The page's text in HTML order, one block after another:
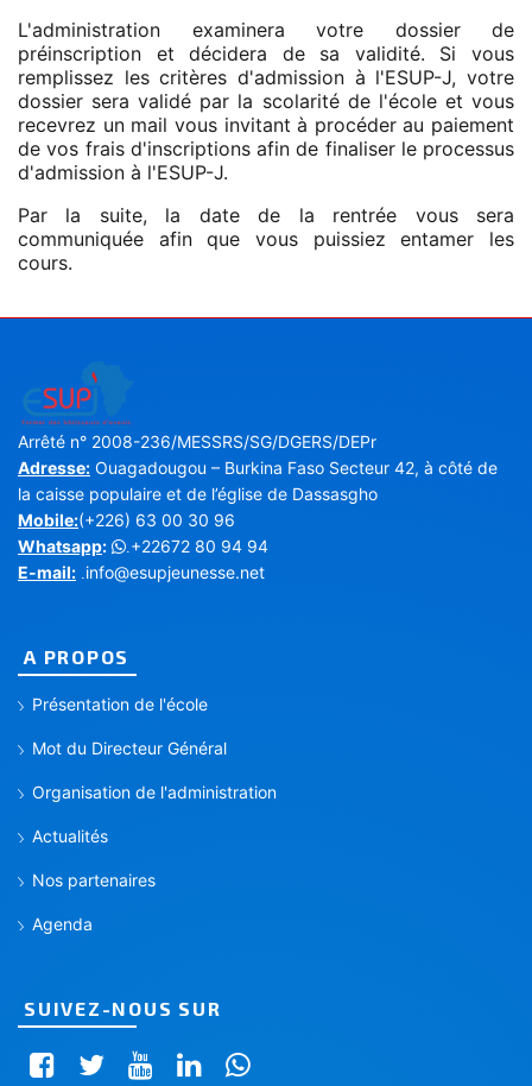
L'administration examinera votre dossier de
préinscription et décidera de sa validité. Si vous
remplissez les critères d'admission à l'ESUP-J, votre
dossier sera validé par la scolarité de l'école et vous
recevrez un mail vous invitant à procéder au paiement
de vos frais d'inscriptions afin de finaliser le processus
d'admission à l'ESUP-J.
Par la suite, la date de la rentrée vous sera
communiquée afin que vous puissiez entamer les
cours.
Arrêté n° 2008-236/MESSRS/SG/DGERS/DEPr
Adresse: Ouagadougou – Burkina Faso Secteur 42, à côté de
la caisse populaire et de l’église de Dassasgho
Mobile:(+226) 63 00 30 96
Whatsapp:
+22672 80 94 94
E-mail: info@esupjeunesse.net
A PROPOS
Présentation de l'école
Mot du Directeur Général
Organisation de l'administration
Actualités
Nos partenaires
Agenda
SUIVEZ-NOUS SUR